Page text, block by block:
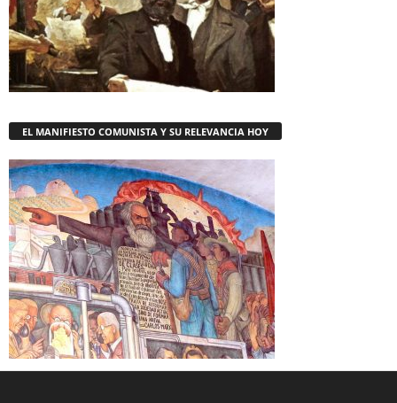
EL MANIFIESTO COMUNISTA Y SU RELEVANCIA HOY